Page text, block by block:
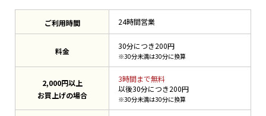
ご利用時間 24時間営業
料金
30分につき200円
※30分未満は30分に換算
2,000円以上
お買上げの場合
3時間まで無料
以後30分につき200円
※30分未満は30分に換算